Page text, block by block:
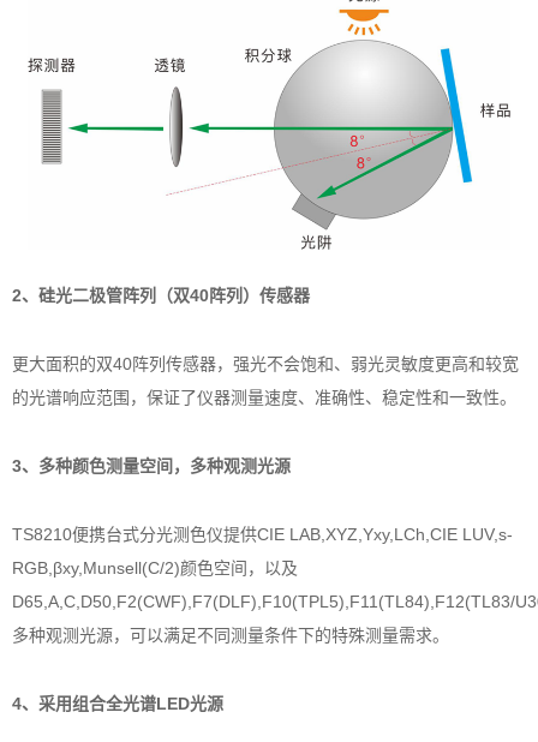
2、硅光二极管阵列（双40阵列）传感器
更大面积的双40阵列传感器，强光不会饱和、弱光灵敏度更高和较宽
的光谱响应范围，保证了仪器测量速度、准确性、稳定性和一致性。
3、多种颜色测量空间，多种观测光源
TS8210便携台式分光测色仪提供CIE LAB,XYZ,Yxy,LCh,CIE LUV,s-
RGB,βxy,Munsell(C/2)颜色空间，以及
D65,A,C,D50,F2(CWF),F7(DLF),F10(TPL5),F11(TL84),F12(TL83/
多种观测光源，可以满足不同测量条件下的特殊测量需求。
4、采用组合全光谱LED光源